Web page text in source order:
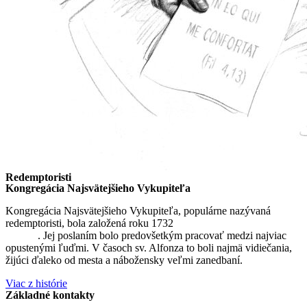
Redemptoristi
Kongregácia Najsvätejšieho Vykupiteľa
Kongregácia Najsvätejšieho Vykupiteľa, populárne nazývaná
redemptoristi, bola založená roku 1732
. Jej poslaním bolo predovšetkým pracovať medzi najviac
opustenými ľuďmi. V časoch sv. Alfonza to boli najmä vidiečania,
žijúci ďaleko od mesta a nábožensky veľmi zanedbaní.
Viac z histórie
Základné kontakty